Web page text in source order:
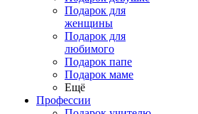
Подарок для
женщины
Подарок для
любимого
Подарок папе
Подарок маме
Ещё
Профессии